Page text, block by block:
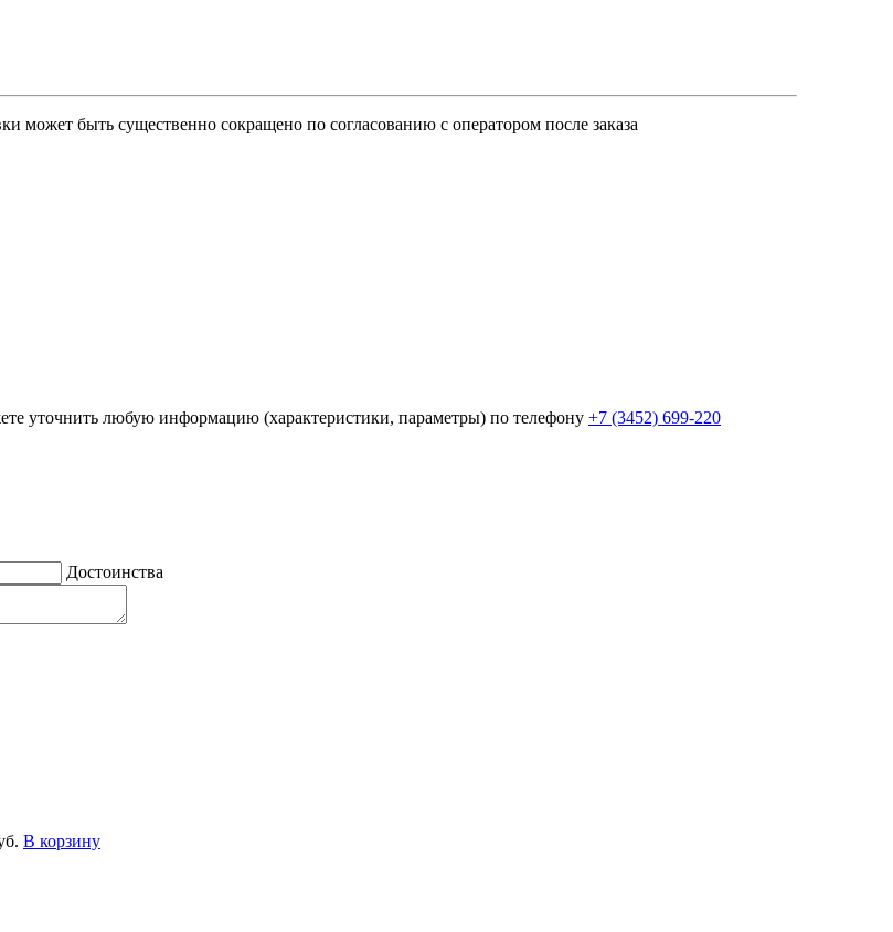
может быть существенно сокращено по согласованию с оператором после заказа
уточнить любую информацию (характеристики, параметры) по телефону +7 (3452) 699-220
Достоинства
В корзину